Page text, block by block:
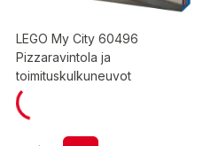
LEGO My City 60496
Pizzaravintola ja
toimituskulkuneuvot